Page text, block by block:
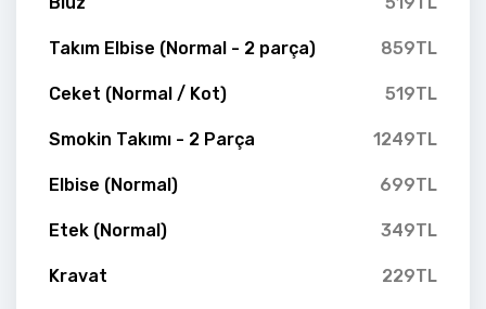
Takım Elbise (Normal - 2 parça) 859TL
Ceket (Normal / Kot) 519TL
Smokin Takımı - 2 Parça 1249TL
Elbise (Normal) 699TL
Etek (Normal) 349TL
Kravat 229TL